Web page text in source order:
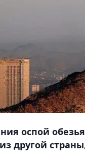
оспой
другой